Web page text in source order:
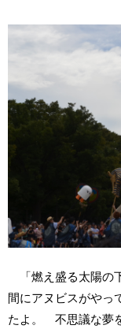
「燃え盛る太陽の
間にアヌビスがやっ
たよ。 不思議な夢